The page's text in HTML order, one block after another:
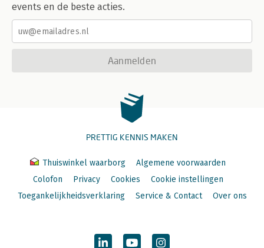
events en de beste acties.
Aanmelden
PRETTIG KENNIS MAKEN
Thuiswinkel waarborg
Algemene voorwaarden
Colofon
Privacy Cookies
Cookie instellingen
Toegankelijkheidsverklaring
Service & Contact Over ons